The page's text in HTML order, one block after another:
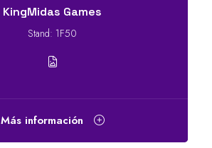
KingMidas Games
Stand: 1F50
Más información